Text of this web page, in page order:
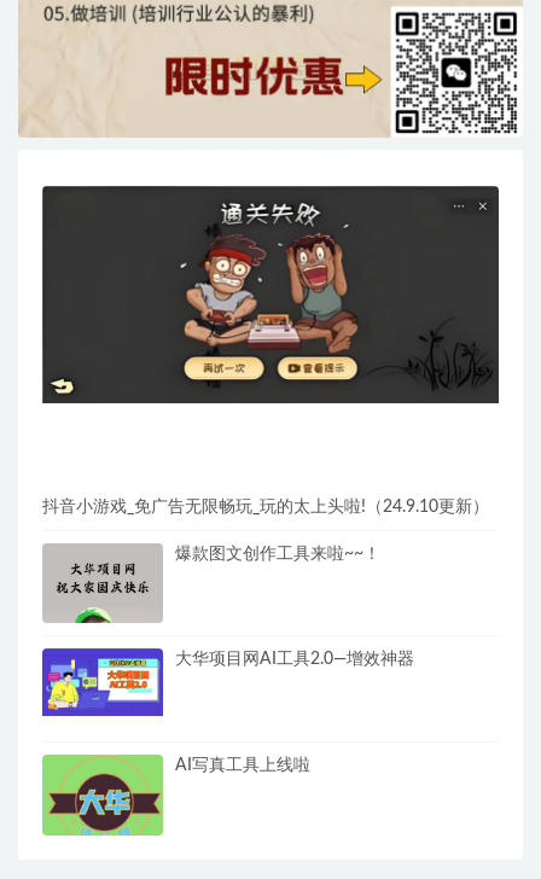
抖音小游戏_免广告无限畅玩_玩的太上头啦!（24.9.10更新）
爆款图文创作工具来啦~~！
大华项目网AI工具2.0—增效神器
AI写真工具上线啦